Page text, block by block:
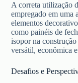
A correta utilização
empregado em uma
elementos
como painéis de
isopor na
versátil, econômica
Desafios e